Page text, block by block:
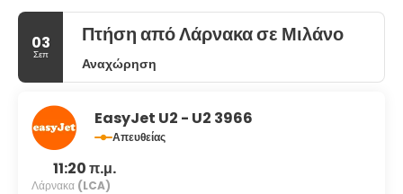
03
Σεπ
Πτήση από Λάρνακα σε Μιλάνο
Αναχώρηση
EasyJet U2 - U2 3966
Απευθείας
11:20 π.μ.
Λάρνακα (LCA)